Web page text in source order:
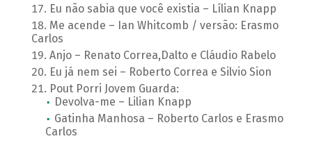
Eu não sabia que você existia – Lílian Knapp
Me acende – Ian Whitcomb / versão: Erasmo
Carlos
Anjo – Renato Correa,Dalto e Cláudio Rabelo
Eu já nem sei – Roberto Correa e Silvio Sion
Pout Porri Jovem Guarda:
Devolva-me – Lilian Knapp
Gatinha Manhosa – Roberto Carlos e Erasmo
Carlos